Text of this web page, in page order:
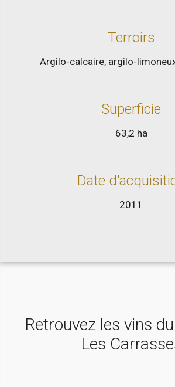
Terroirs
Argilo-calcaire, argilo-
Superficie
63,2 ha
Date
2011
Retrouvez les vins
Les